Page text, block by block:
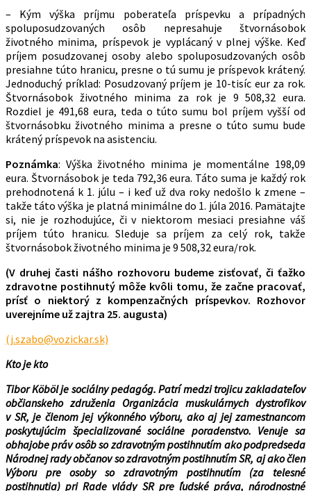
– Kým výška príjmu poberateľa príspevku a prípadných
spoluposudzovaných osôb nepresahuje štvornásobok
životného minima, príspevok je vyplácaný v plnej výške. Keď
príjem posudzovanej osoby alebo spoluposudzovaných osôb
presiahne túto hranicu, presne o tú sumu je príspevok krátený.
Jednoduchý príklad: Posudzovaný príjem je 10-tisíc eur za rok.
Štvornásobok životného minima za rok je 9 508,32 eura.
Rozdiel je 491,68 eura, teda o túto sumu bol príjem vyšší od
štvornásobku životného minima a presne o túto sumu bude
krátený príspevok na asistenciu.
Poznámka: Výška životného minima je momentálne 198,09
eura. Štvornásobok je teda 792,36 eura. Táto suma je každý rok
prehodnotená k 1. júlu – i keď už dva roky nedošlo k zmene –
takže táto výška je platná minimálne do 1. júla 2016. Pamätajte
si, nie je rozhodujúce, či v niektorom mesiaci presiahne váš
príjem túto hranicu. Sleduje sa príjem za celý rok, takže
štvornásobok životného minima je 9 508,32 eura/rok.
(V druhej časti nášho rozhovoru budeme zisťovať, či ťažko
zdravotne postihnutý môže kvôli tomu, že začne pracovať,
prísť o niektorý z kompenzačných príspevkov. Rozhovor
uverejníme už zajtra 25. augusta)
(j.szabo@vozickar.sk)
Kto je kto
Tibor Köböl je sociálny pedagóg. Patrí medzi trojicu zakladateľov
občianskeho združenia Organizácia muskulárnych dystrofikov
v SR, je členom jej výkonného výboru, ako aj jej zamestnancom
poskytujúcim špecializované sociálne poradenstvo. Venuje sa
obhajobe práv osôb so zdravotným postihnutím ako podpredseda
Národnej rady občanov so zdravotným postihnutím SR, aj ako člen
Výboru pre osoby so zdravotným postihnutím (za telesné
postihnutia) pri Rade vlády SR pre ľudské práva, národnostné